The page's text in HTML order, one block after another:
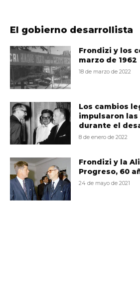
El gobierno desarrollista
Frondizi y los
marzo de 1962
18 de marzo de 2022
Los cambios
impulsaron
durante el
8 de enero de 2022
Frondizi y la
Progreso, 60
24 de mayo de 2021